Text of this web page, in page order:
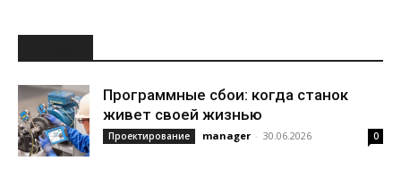
Программные сбои: когда станок
живет своей жизнью
Проектирование manager - 30.06.2026 0